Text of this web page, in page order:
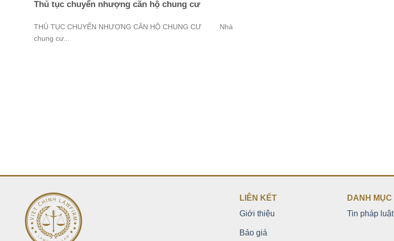
Thủ tục chuyển nhượng căn hộ chung cư
THỦ TỤC CHUYỂN NHƯỢNG CĂN HỘ CHUNG CƯ Nhà
chung cư...
LIÊN KẾT
Giới thiệu
Báo giá
DANH MỤC
Tin pháp luật